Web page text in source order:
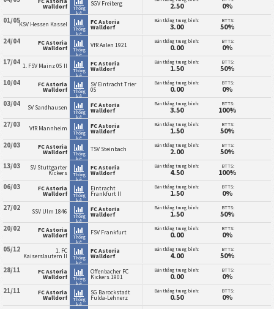
Walldorf
Thống
kê
SGV Freiberg 2.50 0%
01/05KSV Hessen Kassel
Thống
kê
FC Astoria
Walldorf
Bàn thắng trung bình:
3.00
BTTS:
50%
24/04 FC Astoria
Walldorf
Thống
kê
VfR Aalen 1921 Bàn thắng trung bình:
0.00
BTTS:
0%
17/04 1. FSV Mainz 05 II
Thống
kê
FC Astoria
Walldorf
Bàn thắng trung bình:
1.50
BTTS:
50%
10/04 FC Astoria
Walldorf
Thống
kê
SV Eintracht Trier
05
Bàn thắng trung bình:
0.00
BTTS:
0%
03/04 SV Sandhausen
Thống
kê
FC Astoria
Walldorf
Bàn thắng trung bình:
3.50
BTTS:
100%
27/03 VfR Mannheim
Thống
kê
FC Astoria
Walldorf
Bàn thắng trung bình:
1.50
BTTS:
50%
20/03 FC Astoria
Walldorf
Thống
kê
TSV Steinbach Bàn thắng trung bình:
2.00
BTTS:
50%
13/03 SV Stuttgarter
Kickers
Thống
kê
FC Astoria
Walldorf
Bàn thắng trung bình:
4.50
BTTS:
100%
06/03 FC Astoria
Walldorf
Thống
kê
Eintracht
Frankfurt II
Bàn thắng trung bình:
1.50
BTTS:
0%
27/02 SSV Ulm 1846
Thống
kê
FC Astoria
Walldorf
Bàn thắng trung bình:
1.50
BTTS:
50%
20/02 FC Astoria
Walldorf
Thống
kê
FSV Frankfurt Bàn thắng trung bình:
0.00
BTTS:
0%
05/12 1. FC
Kaiserslautern II
Thống
kê
FC Astoria
Walldorf
Bàn thắng trung bình:
4.00
BTTS:
50%
28/11 FC Astoria
Walldorf
Thống
kê
Offenbacher FC
Kickers 1901
Bàn thắng trung bình:
0.00
BTTS:
0%
21/11 FC Astoria
Walldorf
Thống
kê
SG Barockstadt
Fulda-Lehnerz
Bàn thắng trung bình:
0.50
BTTS:
0%